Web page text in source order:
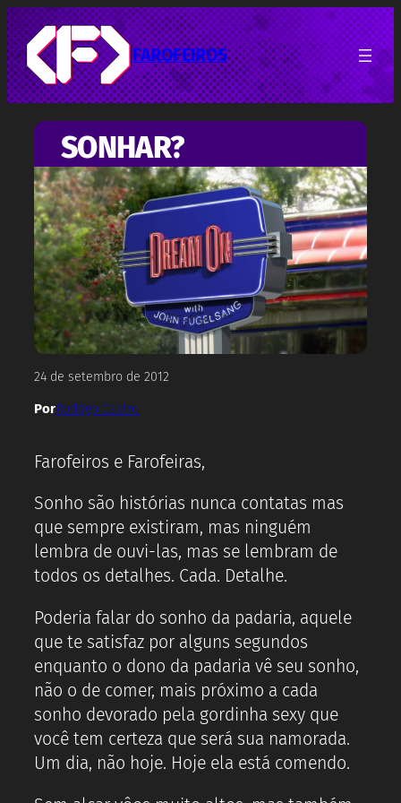
Pular
para
o
conteúdo
FAROFEIROS
SONHAR?
24 de setembro de 2012
PorRodrigo Castro
Farofeiros e Farofeiras,
Sonho são histórias nunca contatas mas
que sempre existiram, mas ninguém
lembra de ouvi-las, mas se lembram de
todos os detalhes. Cada. Detalhe.
Poderia falar do sonho da padaria, aquele
que te satisfaz por alguns segundos
enquanto o dono da padaria vê seu sonho,
não o de comer, mais próximo a cada
sonho devorado pela gordinha sexy que
você tem certeza que será sua namorada.
Um dia, não hoje. Hoje ela está comendo.